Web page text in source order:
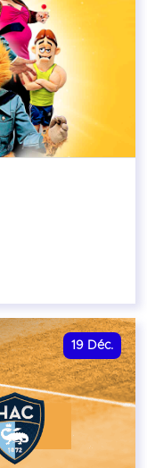
19 Déc.